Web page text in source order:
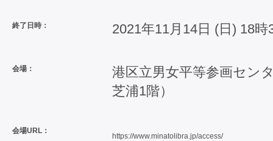
終了日時： 2021年11月14日 (日) 18時
会場：
港区立男女平等参画セン
芝浦1階）
会場URL：
https://www.minatolibra.jp/access/